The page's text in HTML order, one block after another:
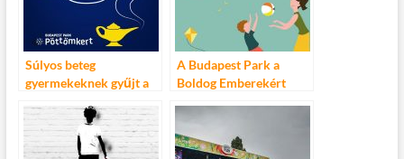
Súlyos beteg
gyermekeknek gyűjt a
A Budapest Park a
Boldog Emberekért